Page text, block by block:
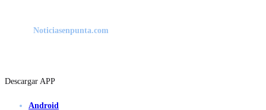
Noticiasenpunta.com
Descargar APP
Android